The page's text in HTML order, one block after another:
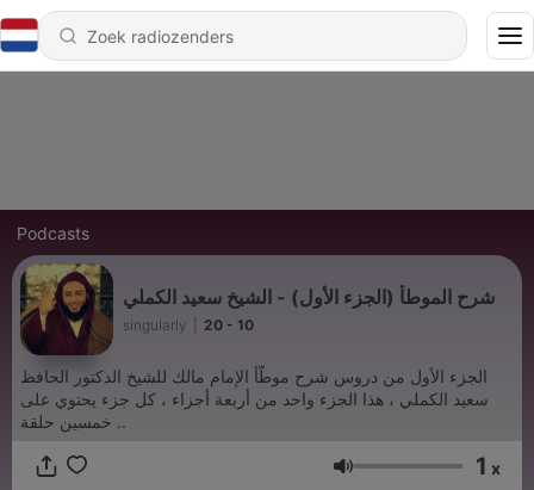
Podcasts
شرح الموطأ (الجزء الأول) - الشيخ سعيد الكملي
singularly 20 - 10
الجزء الأول من دروس شرح موطّأ الإمام مالك للشيخ الدكتور الحافظ
سعيد الكملي ، هذا الجزء واحد من أربعة أجزاء ، كل جزء يحتوي على
خمسين حلقة ..
Volume 1 x